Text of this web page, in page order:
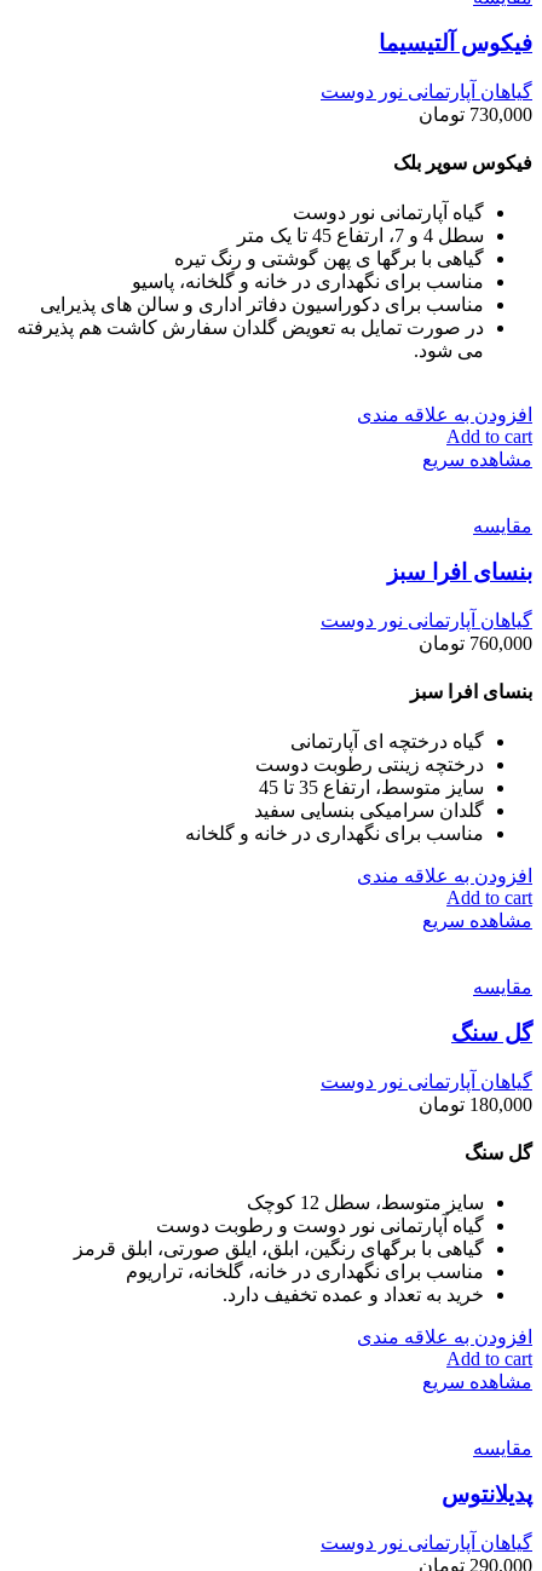
فیکوس آلتیسیما
گیاهان آپارتمانی نور دوست
730,000 تومان
فیکوس سوپر بلک
گیاه آپارتمانی نور دوست
سطل 4 و 7، ارتفاع 45 تا یک متر
گیاهی با برگها ی پهن گوشتی و رنگ تیره
مناسب برای نگهداری در خانه و گلخانه، پاسیو
مناسب برای دکوراسیون دفاتر اداری و سالن های پذیرایی
در صورت تمایل به تعویض گلدان سفارش کاشت هم پذیرفته
می شود.
افزودن به علاقه مندی
Add to cart
مشاهده سریع
مقایسه
بنسای افرا سبز
گیاهان آپارتمانی نور دوست
760,000 تومان
بنسای افرا سبز
گیاه درختچه ای آپارتمانی
درختچه زینتی رطوبت دوست
سایز متوسط، ارتفاع 35 تا 45
گلدان سرامیکی بنسایی سفید
مناسب برای نگهداری در خانه و گلخانه
افزودن به علاقه مندی
Add to cart
مشاهده سریع
مقایسه
گل سنگ
گیاهان آپارتمانی نور دوست
180,000 تومان
گل سنگ
سایز متوسط، سطل 12 کوچک
گیاه آپارتمانی نور دوست و رطوبت دوست
گیاهی با برگهای رنگین، ابلق، ایلق صورتی، ابلق قرمز
مناسب برای نگهداری در خانه، گلخانه، تراریوم
خرید به تعداد و عمده تخفیف دارد.
افزودن به علاقه مندی
Add to cart
مشاهده سریع
مقایسه
پدیلانتوس
گیاهان آپارتمانی نور دوست
290,000 تومان